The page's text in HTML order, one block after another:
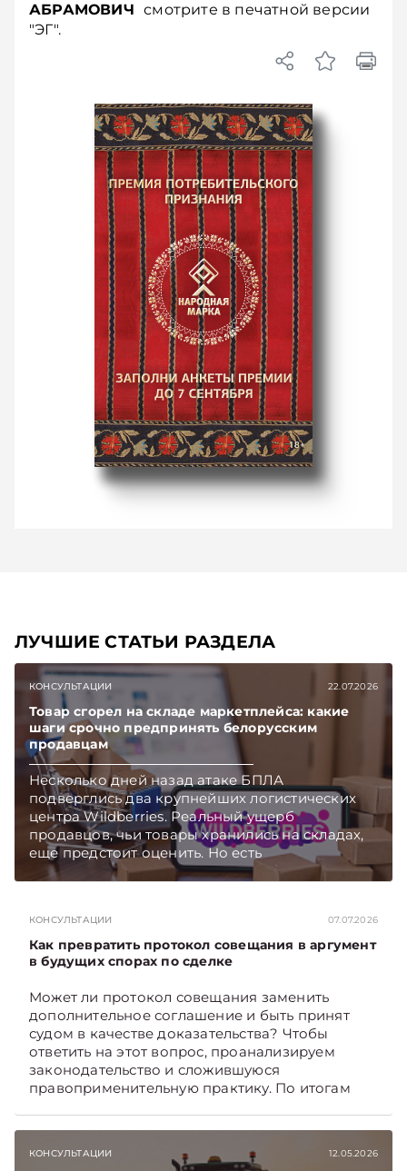
АБРАМОВИЧсмотрите в печатной версии
"ЭГ".
ЛУЧШИЕ СТАТЬИ РАЗДЕЛА
КОНСУЛЬТАЦИИ 22.07.2026
Товар сгорел на складе маркетплейса: какие
шаги срочно предпринять белорусским
продавцам
Несколько дней назад атаке БПЛА
подверглись два крупнейших логистических
центра Wildberries. Реальный ущерб
продавцов, чьи товары хранились на складах,
еще предстоит оценить. Но есть
первоочередные шаги, которые белорусские
компании «Экономические споры» Наталия
ТАБАЛА. Подписывайтесь на Telegram‑канал и
Viber. Главное об экономике Беларуси —
КОНСУЛЬТАЦИИ 07.07.2026
Как превратить протокол совещания в аргумент
в будущих спорах по сделке
Может ли протокол совещания заменить
дополнительное соглашение и быть принят
судом в качестве доказательства? Чтобы
ответить на этот вопрос, проанализируем
законодательство и сложившуюся
правоприменительную практику. По итогам
Главное об экономике Беларуси — раньше,
КОНСУЛЬТАЦИИ 12.05.2026